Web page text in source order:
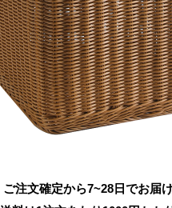
ご注文確定から7~28日でお届